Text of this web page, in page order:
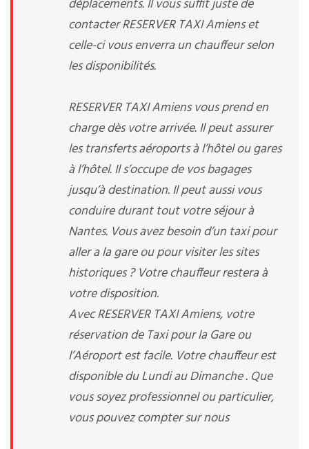
déplacements. Il vous suffit juste de
contacter RESERVER TAXI Amiens et
celle-ci vous enverra un chauffeur selon
les disponibilités.
RESERVER TAXI Amiens vous prend en
charge dès votre arrivée. Il peut assurer
les transferts aéroports à l’hôtel ou gares
à l’hôtel. Il s’occupe de vos bagages
jusqu’à destination. Il peut aussi vous
conduire durant tout votre séjour à
Nantes. Vous avez besoin d’un taxi pour
aller a la gare ou pour visiter les sites
historiques ? Votre chauffeur restera à
votre disposition.
Avec RESERVER TAXI Amiens, votre
réservation de Taxi pour la Gare ou
l’Aéroport est facile. Votre chauffeur est
disponible du Lundi au Dimanche . Que
vous soyez professionnel ou particulier,
vous pouvez compter sur nous